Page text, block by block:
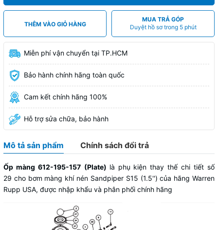
THÊM VÀO GIỎ HÀNG
MUA TRẢ GÓP
Duyệt hồ sơ trong 5 phút
Miễn phí vận chuyển tại TP.HCM
Bảo hành chính hãng toàn quốc
Cam kết chính hãng 100%
Hỗ trợ sửa chữa, bảo hành
Mô tả sản phẩm Chính sách đổi trả
Ốp màng 612-195-157 (Plate) là phụ kiện thay thế chi tiết số
29 cho bơm màng khí nén Sandpiper S15 (1.5'') của hãng Warren
Rupp USA, được nhập khẩu và phân phối chính hãng